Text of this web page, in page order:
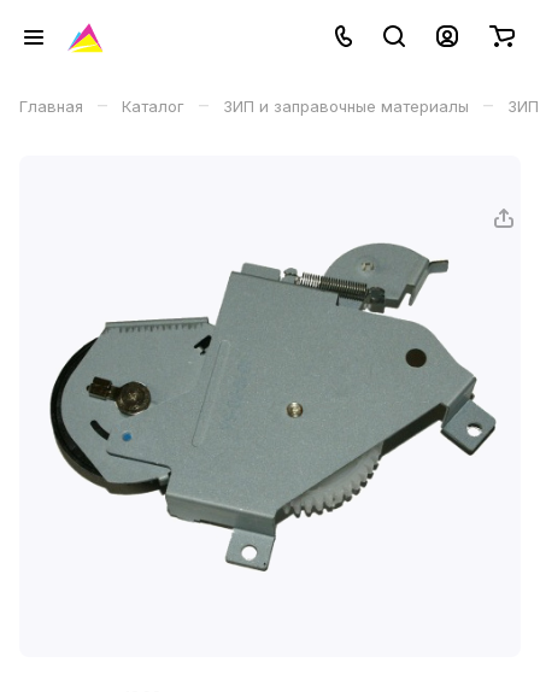
Главная – Каталог – ЗИП и заправочные материалы – ЗИП